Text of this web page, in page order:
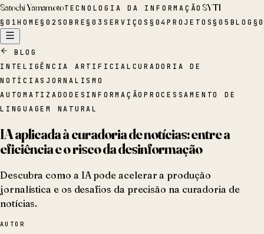
Satochi YamamotoTECNOLOGIA DA INFORMAÇÃOSYTI
§ 01HOME§02 SOBRE§03 SERVIÇOS § 04PROJETOS§05 BLOG §
BLOG
INTELIGÊNCIA ARTIFICIAL CURADORIA DE
NOTÍCIASJORNALISMO
AUTOMATIZADODESINFORMAÇÃOPROCESSAMENTO DE
LINGUAGEM NATURAL
IA aplicada à curadoria de notícias: entre a
eficiência e o risco da desinformação
Descubra como a IA pode acelerar a produção
jornalística e os desafios da precisão na curadoria de
notícias.
AUTOR